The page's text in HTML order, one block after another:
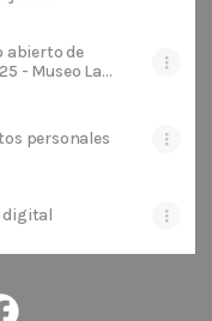
abierto de
- Museo La
personales
digital